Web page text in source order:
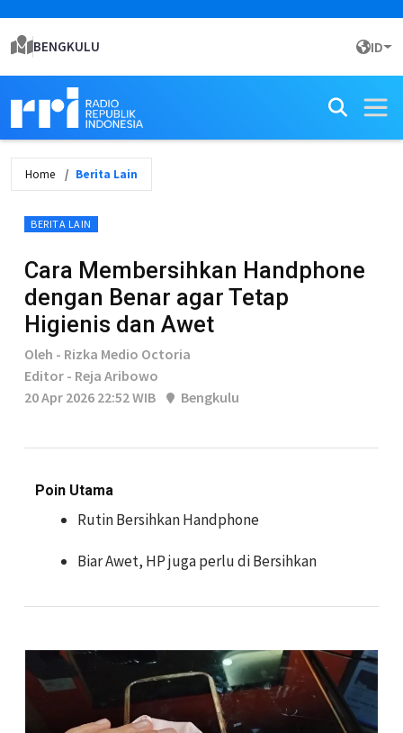
BENGKULU ID
Home Berita Lain
BERITA LAIN
Cara Membersihkan Handphone
dengan Benar agar Tetap
Higienis dan Awet
Oleh - Rizka Medio Octoria
Editor - Reja Aribowo
20 Apr 2026 22:52 WIB
Bengkulu
Poin Utama
Rutin Bersihkan Handphone
Biar Awet, HP juga perlu di Bersihkan